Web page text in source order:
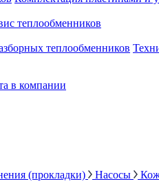
теплообменников
теплообменников
в компании
(прокладки) Насосы